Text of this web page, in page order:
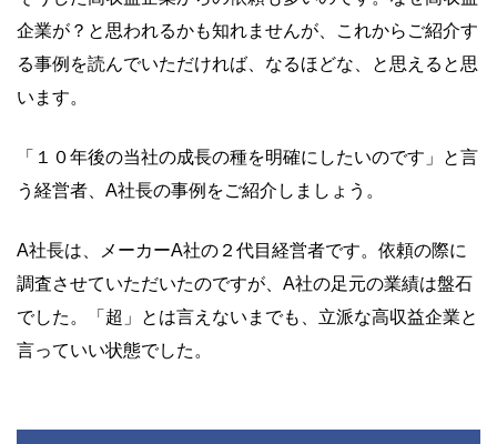
企業が？と思われるかも知れませんが、これからご紹介す
る事例を読んでいただければ、なるほどな、と思えると思
います。
「１０年後の当社の成長の種を明確にしたいのです」と言
う経営者、A社長の事例をご紹介しましょう。
A社長は、メーカーA社の２代目経営者です。依頼の際に
調査させていただいたのですが、A社の足元の業績は盤石
でした。「超」とは言えないまでも、立派な高収益企業と
言っていい状態でした。